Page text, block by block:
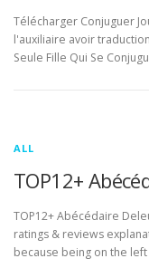
Télécharger Conjuguer
l'auxiliaire avoir
Seule Fille Qui Se
ALL
TOP12+
TOP12+ Abécédaire
ratings & reviews
because being on the